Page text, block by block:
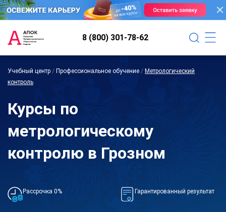
8 (800) 301-78-62
Учебный центр / Профессиональное обучение / Метрологический
контроль
Курсы по
метрологическому
контролю в Грозном
Рассрочка 0% Гарантированный результат